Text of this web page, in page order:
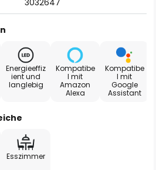
3032647
Energieeffiz
ient und
langlebig
Kompatibe
l mit
Amazon
Alexa
Kompatibe
l mit
Google
Assistant
Esszimmer